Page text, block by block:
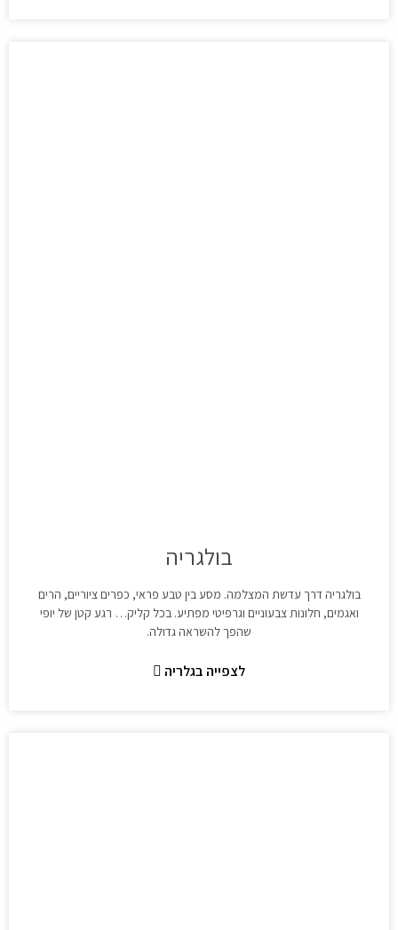
בולגריה
בולגריה דרך עדשת המצלמה. מסע בין טבע פראי, כפרים ציוריים, הרים
ואגמים, חלונות צבעוניים וגרפיטי מפתיע. בכל קליק… רגע קטן של יופי
שהפך להשראה גדולה.
לצפייה בגלריה